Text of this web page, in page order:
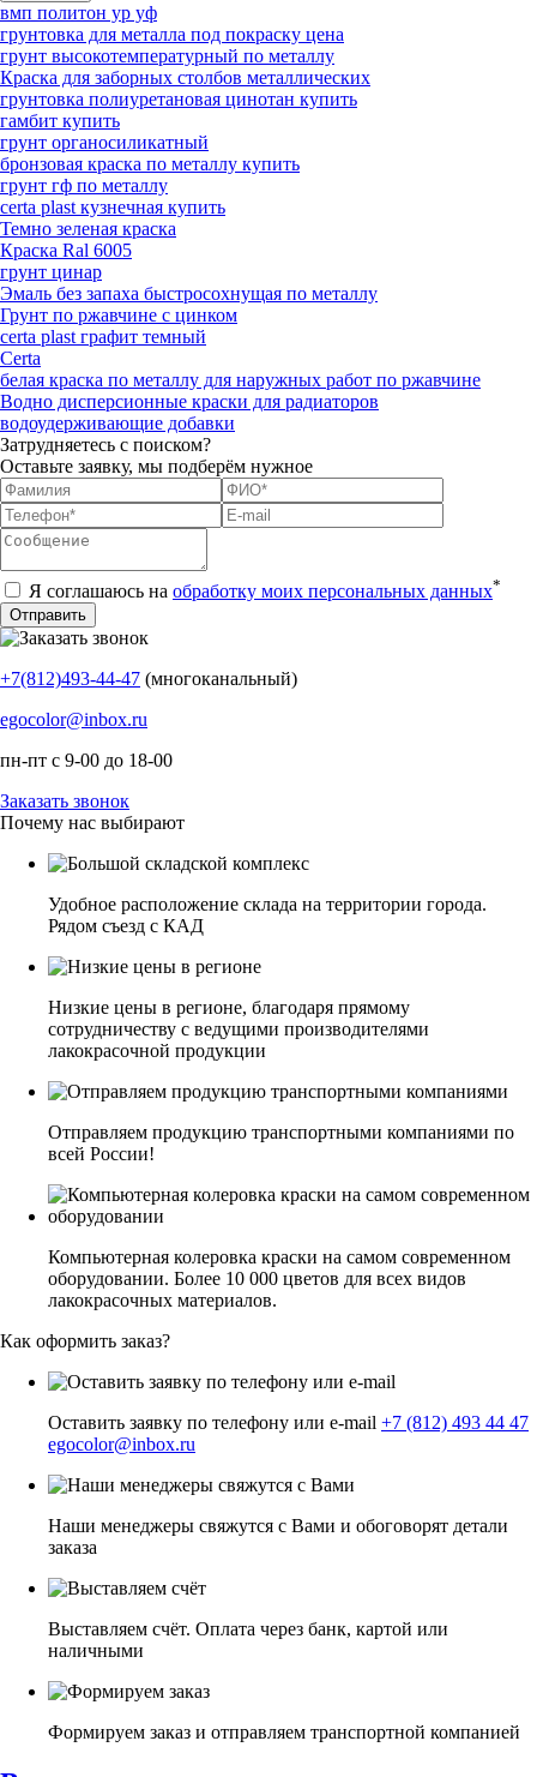
вмп политон ур уф
грунтовка для металла под покраску цена
грунт высокотемпературный по металлу
Краска для заборных столбов металлических
грунтовка полиуретановая цинотан купить
гамбит купить
грунт органосиликатный
бронзовая краска по металлу купить
грунт гф по металлу
certa plast кузнечная купить
Темно зеленая краска
Краска Ral 6005
грунт цинар
Эмаль без запаха быстросохнущая по металлу
Грунт по ржавчине с цинком
certa plast графит темный
Certa
белая краска по металлу для наружных работ по ржавчине
Водно дисперсионные краски для радиаторов
водоудерживающие добавки
Затрудняетесь с поиском?
Оставьте заявку, мы подберём нужное
Я соглашаюсь на обработку моих персональных данных*
+7(812)493-44-47 (многоканальный)
egocolor@inbox.ru
пн-пт с 9-00 до 18-00
Заказать звонок
Почему нас выбирают
Удобное расположение склада на территории города.
Рядом съезд с КАД
Низкие цены в регионе, благодаря прямому
сотрудничеству с ведущими производителями
лакокрасочной продукции
Отправляем продукцию транспортными компаниями по
всей России!
Компьютерная колеровка краски на самом современном
оборудовании. Более 10 000 цветов для всех видов
лакокрасочных материалов.
Как оформить заказ?
Оставить заявку по телефону или e-mail +7 (812) 493 44 47
egocolor@inbox.ru
Наши менеджеры свяжутся с Вами и обоговорят детали
заказа
Выставляем счёт. Оплата через банк, картой или
наличными
Формируем заказ и отправляем транспортной компанией